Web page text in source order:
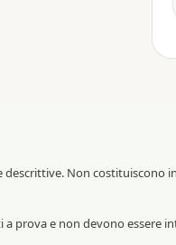
Non costituiscono
a prova e non devono